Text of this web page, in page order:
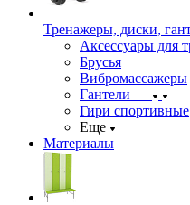
Тренажеры, диски,
Аксессуары для
Брусья
Вибромассажеры
Гантели
Гири спортивные
Еще
Материалы